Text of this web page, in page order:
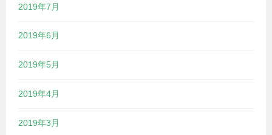
2019年7月
2019年6月
2019年5月
2019年4月
2019年3月